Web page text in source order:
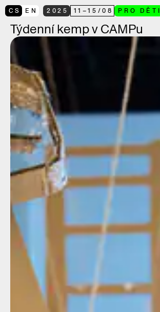
CS EN 2025 11 –15 /08 PRO DĚTI
Týdenní kemp v CAMPu